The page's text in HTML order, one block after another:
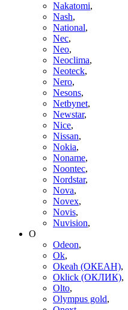
Nakatomi,
Nash,
National,
Nec,
Neo,
Neoclima,
Neoteck,
Nero,
Nesons,
Netbynet,
Newstar,
Nice,
Nissan,
Nokia,
Noname,
Noontec,
Nordstar,
Nova,
Novex,
Novis,
Nuvision,
O
Odeon,
Ok,
Okeah (ОКЕАН),
Oklick (ОКЛИК),
Olto,
Olympus gold,